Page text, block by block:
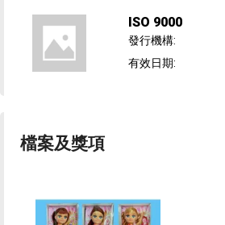
ISO 9000
發行機構:
有效日期:
檔案及獎項